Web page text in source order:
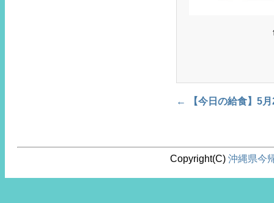
Post navigation
← 【今日の給食】5
Copyright(C)沖縄県今